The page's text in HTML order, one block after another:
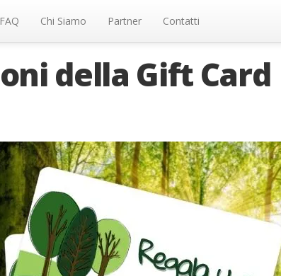
FAQ Chi Siamo Partner Contatti
della Gift Card